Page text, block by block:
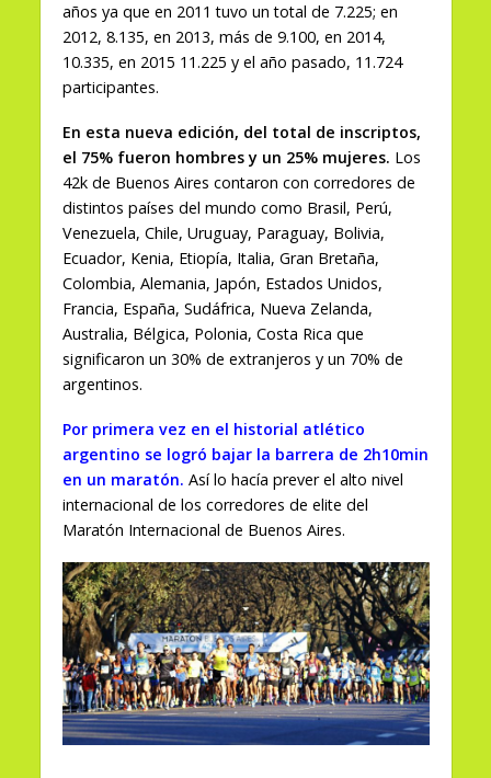
años ya que en 2011 tuvo un total de 7.225; en
2012, 8.135, en 2013, más de 9.100, en 2014,
10.335, en 2015 11.225 y el año pasado, 11.724
participantes.
En esta nueva edición, del total de inscriptos,
el 75% fueron hombres y un 25% mujeres. Los
42k de Buenos Aires contaron con corredores de
distintos países del mundo como Brasil, Perú,
Venezuela, Chile, Uruguay, Paraguay, Bolivia,
Ecuador, Kenia, Etiopía, Italia, Gran Bretaña,
Colombia, Alemania, Japón, Estados Unidos,
Francia, España, Sudáfrica, Nueva Zelanda,
Australia, Bélgica, Polonia, Costa Rica que
significaron un 30% de extranjeros y un 70% de
argentinos.
Por primera vez en el historial atlético
argentino se logró bajar la barrera de 2h10min
en un maratón. Así lo hacía prever el alto nivel
internacional de los corredores de elite del
Maratón Internacional de Buenos Aires.